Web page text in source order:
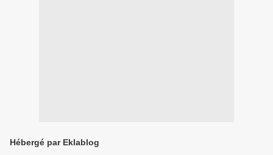
Hébergé par Eklablog